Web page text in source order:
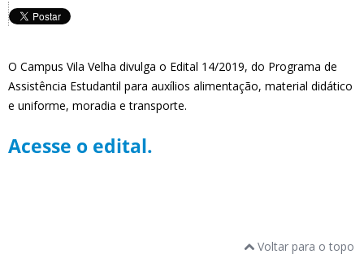
O Campus Vila Velha divulga o Edital 14/2019, do Programa de
Assistência Estudantil para auxílios alimentação, material didático
e uniforme, moradia e transporte.
Acesse o edital.
Voltar para o topo